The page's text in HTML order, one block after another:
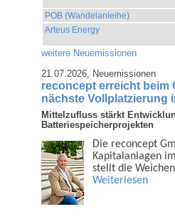
POB (Wandelanleihe)
Arteus Energy
weitere Neuemissionen
21.07.2026, Neuemissionen
reconcept erreicht beim
nächste Vollplatzierung
Mittelzufluss stärkt
Batteriespeicherprojekten
Die reconcept
Kapital­anlagen
stellt die
Weiterlesen